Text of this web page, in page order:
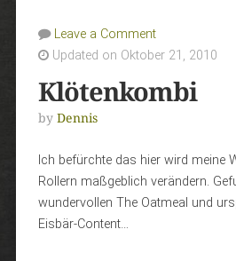
Leave a Comment
Updated on Oktober 21, 2010
Klötenkombi
by Dennis
Ich befürchte das hier wird meine
Rollern maßgeblich verändern.
wundervollen The Oatmeal und
Eisbär-Content…